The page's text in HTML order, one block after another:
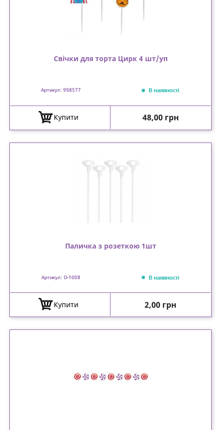
Свічки для торта Цирк 4 шт/уп
Артикул: 998577 В наявності
Купити Ціна
48,00 грн
Паличка з розеткою 1шт
Артикул: D-1008 В наявності
Купити Ціна
2,00 грн